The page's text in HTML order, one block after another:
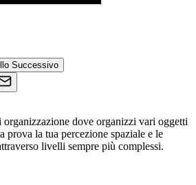
Successivo
dove organizzi vari oggetti
la tua percezione spaziale e le
livelli sempre più complessi.